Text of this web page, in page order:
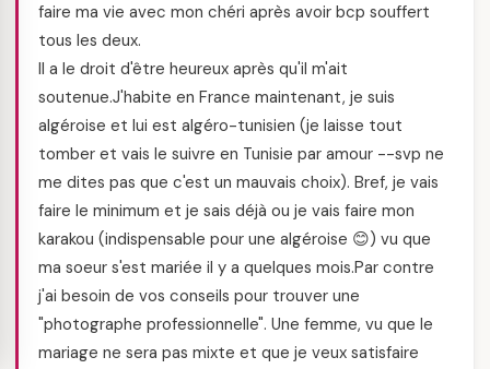
faire ma vie avec mon chéri après avoir bcp souffert
tous les deux.
Il a le droit d'être heureux après qu'il m'ait
soutenue.J'habite en France maintenant, je suis
algéroise et lui est algéro-tunisien (je laisse tout
tomber et vais le suivre en Tunisie par amour --svp ne
me dites pas que c'est un mauvais choix). Bref, je vais
faire le minimum et je sais déjà ou je vais faire mon
karakou (indispensable pour une algéroise 😊) vu que
ma soeur s'est mariée il y a quelques mois.Par contre
j'ai besoin de vos conseils pour trouver une
"photographe professionnelle". Une femme, vu que le
mariage ne sera pas mixte et que je veux satisfaire